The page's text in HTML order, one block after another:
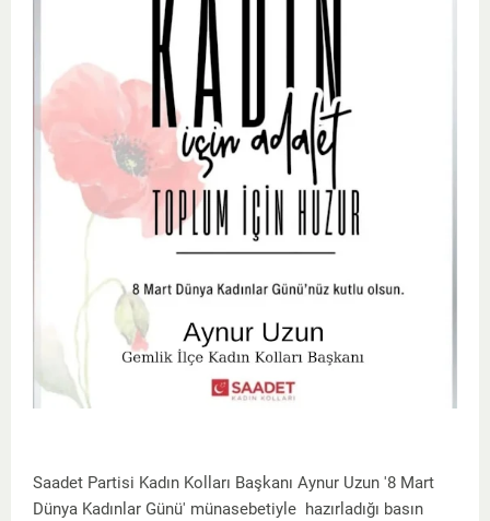
Saadet Partisi Kadın Kolları Başkanı Aynur Uzun '8 Mart
Dünya Kadınlar Günü' münasebetiyle hazırladığı basın